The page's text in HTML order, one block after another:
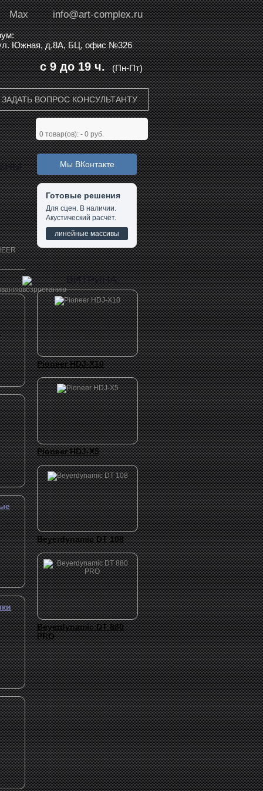
info@art-complex.ru
Max
Южная, д.8А, БЦ, офис №326
(Пн-Пт)
с 9 до 19 ч.
ЗАДАТЬ ВОПРОС КОНСУЛЬТАНТУ
0 товар(ов): - 0 руб.
Мы ВКонтакте
Готовые решения
Для сцен. В наличии.
Акустический расчёт.
линейные массивы
ВИТРИНА:
Pioneer HDJ-X10
Pioneer HDJ-X5
Beyerdynamic DT 108
Beyerdynamic DT 880
PRO